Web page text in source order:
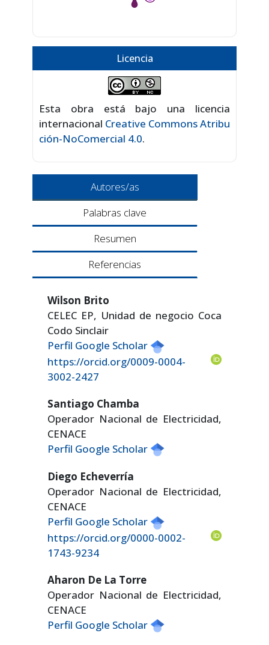
Licencia
Esta obra está bajo una licencia
internacional Creative Commons Atribu
ción-NoComercial 4.0.
Autores/as
Palabras clave
Resumen
Referencias
Wilson Brito
CELEC EP, Unidad de negocio Coca
Codo Sinclair
Perfil Google Scholar
https://orcid.org/0009-0004-
3002-2427
Santiago Chamba
Operador Nacional de Electricidad,
CENACE
Perfil Google Scholar
Diego Echeverría
Operador Nacional de Electricidad,
CENACE
Perfil Google Scholar
https://orcid.org/0000-0002-
1743-9234
Aharon De La Torre
Operador Nacional de Electricidad,
CENACE
Perfil Google Scholar